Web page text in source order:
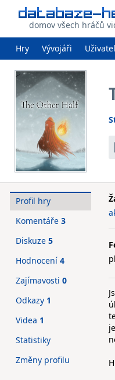
domov všech hráčů
Hry Vývojáři
Profil hry
Komentáře 3
Diskuze 5
Hodnocení 4
Zajímavosti 0
Odkazy 1
Videa 1
Statistiky
Změny profilu